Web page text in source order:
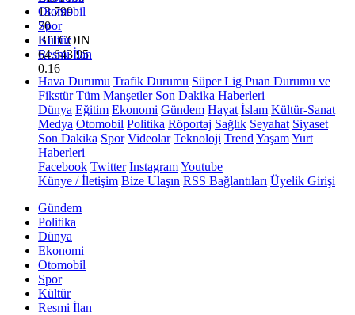
13.799
70
BITCOIN
64.643,95
0.16
Otomobil
Spor
Kültür
Resmi İlan
Hava Durumu Trafik Durumu Süper Lig Puan Durumu ve
Fikstür Tüm Manşetler Son Dakika Haberleri
Dünya Eğitim Ekonomi Gündem Hayat İslam Kültür-Sanat
Medya Otomobil Politika Röportaj Sağlık Seyahat Siyaset
Son Dakika Spor Videolar Teknoloji Trend YaşamYurt
Haberleri
Facebook Twitter InstagramYoutube
Künye / İletişim Bize Ulaşın RSS Bağlantıları Üyelik Girişi
Gündem
Politika
Dünya
Ekonomi
Otomobil
Spor
Kültür
Resmi İlan